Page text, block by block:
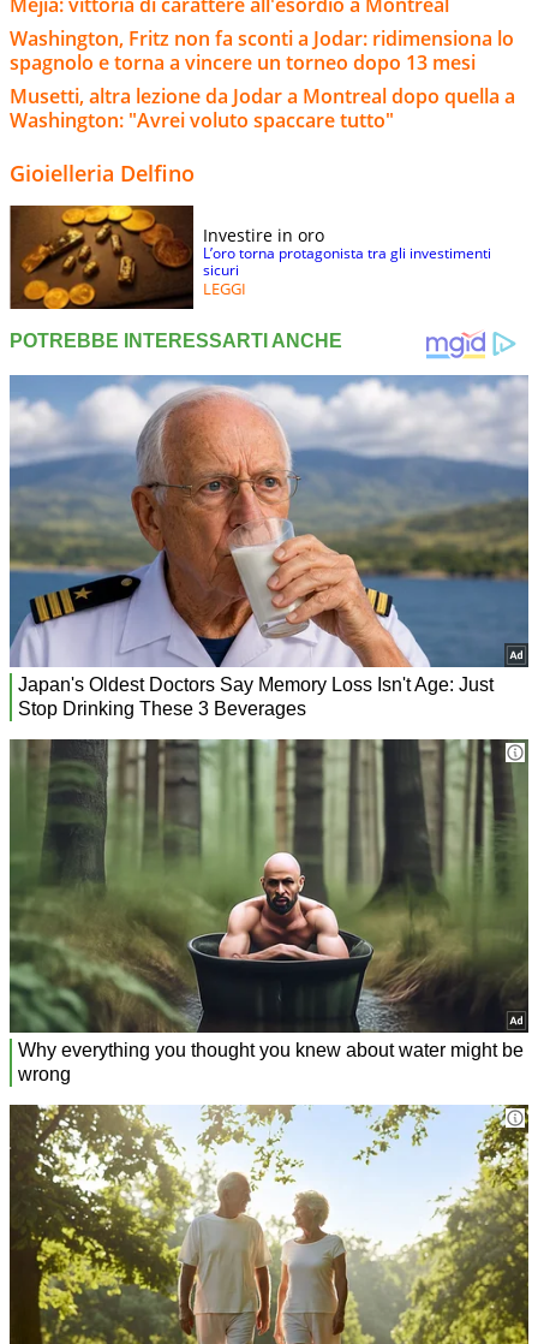
Washington, Fritz non fa sconti a Jodar: ridimensiona lo
spagnolo e torna a vincere un torneo dopo 13 mesi
Musetti, altra lezione da Jodar a Montreal dopo quella a
Washington: "Avrei voluto spaccare tutto"
Gioielleria Delfino
Investire in oro
L’oro torna protagonista tra gli investimenti
sicuri
LEGGI